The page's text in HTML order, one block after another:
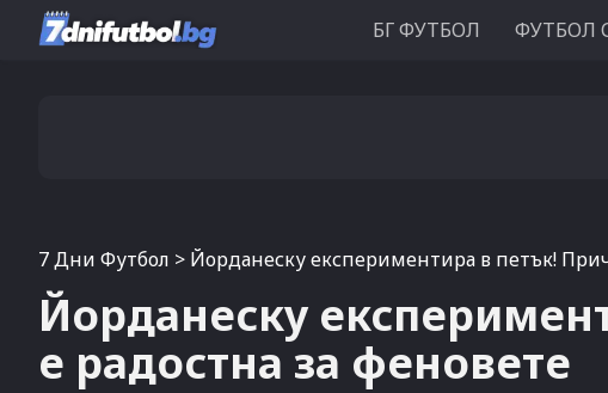
БГ ФУТБОЛ ФУТБОЛ
7 Дни Футбол > Йорданеску експериментира в петък!
Йорданеску
е радостна за феновете